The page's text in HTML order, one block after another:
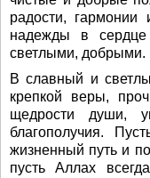
радости, гармонии
надежды в
светлыми, добрыми.
В славный и
крепкой веры,
щедрости души,
благополучия.
жизненный путь и
пусть Аллах